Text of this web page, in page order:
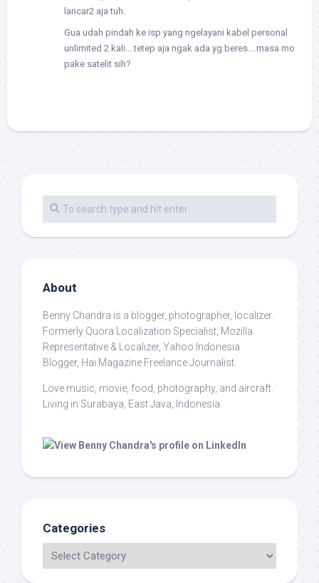
lancar2 aja tuh.
Gua udah pindah ke isp yang ngelayani kabel personal
unlimited 2 kali….tetep aja ngak ada yg beres….masa mo
pake satelit sih?
About
Benny Chandra is a blogger, photographer, localizer.
Formerly Quora Localization Specialist, Mozilla
Representative & Localizer, Yahoo Indonesia
Blogger, Hai Magazine Freelance Journalist.
Love music, movie, food, photography, and aircraft.
Living in Surabaya, East Java, Indonesia.
Categories